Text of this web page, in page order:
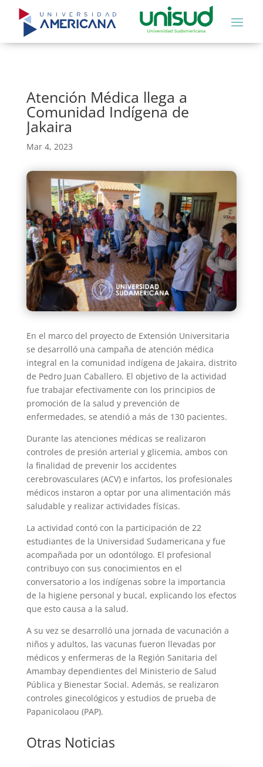
Atención Médica llega a
Comunidad Indígena de
Jakaira
Mar 4, 2023
En el marco del proyecto de Extensión Universitaria
se desarrolló una campaña de atención médica
integral en la comunidad indígena de Jakaira, distrito
de Pedro Juan Caballero. El objetivo de la actividad
fue trabajar efectivamente con los principios de
promoción de la salud y prevención de
enfermedades, se atendió a más de 130 pacientes.
Durante las atenciones médicas se realizaron
controles de presión arterial y glicemia, ambos con
la finalidad de prevenir los accidentes
cerebrovasculares (ACV) e infartos, los profesionales
médicos instaron a optar por una alimentación más
saludable y realizar actividades físicas.
La actividad contó con la participación de 22
estudiantes de la Universidad Sudamericana y fue
acompañada por un odontólogo. El profesional
contribuyo con sus conocimientos en el
conversatorio a los indígenas sobre la importancia
de la higiene personal y bucal, explicando los efectos
que esto causa a la salud.
A su vez se desarrolló una jornada de vacunación a
niños y adultos, las vacunas fueron llevadas por
médicos y enfermeras de la Región Sanitaria del
Amambay dependientes del Ministerio de Salud
Pública y Bienestar Social. Además, se realizaron
controles ginecológicos y estudios de prueba de
Papanicolaou (PAP).
Otras Noticias